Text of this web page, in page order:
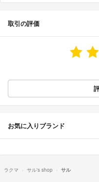
取引の評価
お気に入りブランド
ラクマ サル's shop サル